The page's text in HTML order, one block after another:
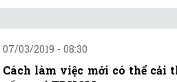
07/03/2019 - 08:30
Cách làm việc mới có thể cải